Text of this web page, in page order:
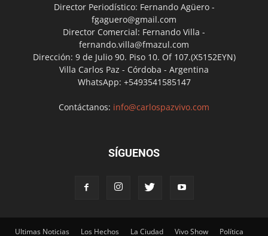
Director Periodístico: Fernando Agüero -
fgaguero@gmail.com
Director Comercial: Fernando Villa -
fernando.villa@fmazul.com
Dirección: 9 de Julio 90. Piso 10. Of 107.(X5152EYN)
Villa Carlos Paz - Córdoba - Argentina
WhatsApp: +5493541585147
Contáctanos: info@carlospazvivo.com
SÍGUENOS
Ultimas Noticias Los Hechos La Ciudad Vivo Show Política